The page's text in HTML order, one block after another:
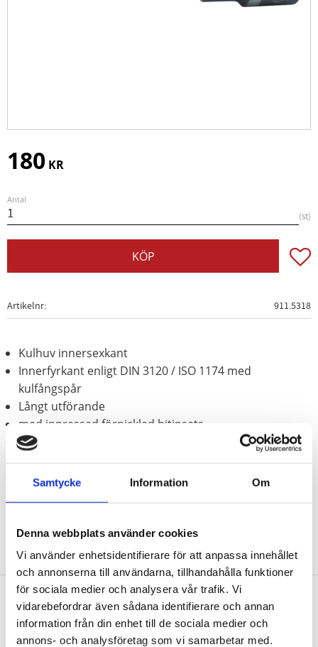
Samtycke Information Om
Denna webbplats använder cookies
Vi använder enhetsidentifierare för att anpassa innehållet
och annonserna till användarna, tillhandahålla funktioner
för sociala medier och analysera vår trafik. Vi
vidarebefordrar även sådana identifierare och annan
information från din enhet till de sociala medier och
annons- och analysföretag som vi samarbetar med.
180 KR
Antal
st
KÖP
Artikelnr 911.5318
Kulhuv innersexkant
Innerfyrkant enligt DIN 3120 / ISO 1174 med
kulfångspår
Långt utförande
med inpressad förnicklad bitinsats
för manuell hantering
Matt satinerat
Krom vanadium
Nyhetsbrev